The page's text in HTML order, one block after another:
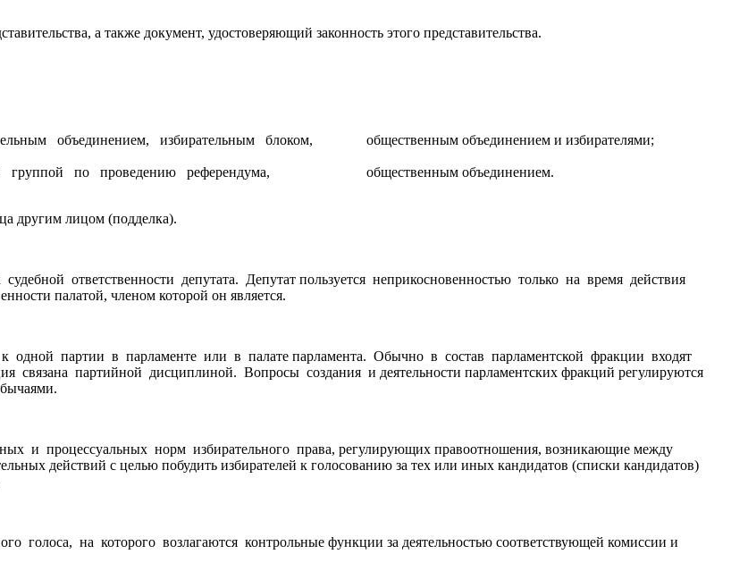
а также документ, удостоверяющий законность этого представительства.
объединением, избирательным блоком, общественным объединением и избирателями;
группой по проведению референдума, общественным объединением.
другим лицом (подделка).
ответственности депутата. Депутат пользуется неприкосновенностью только на время действия
палатой, членом которой он является.
одной партии в парламенте или в палате парламента. Обычно в состав парламентской фракции входят
партийной дисциплиной. Вопросы создания и деятельности парламентских фракций регулируются
и процессуальных норм избирательного права, регулирующих правоотношения, возникающие между
действий с целью побудить избирателей к голосованию за тех или иных кандидатов (списки кандидатов)
голоса, на которого возлагаются контрольные функции за деятельностью соответствующей комиссии и